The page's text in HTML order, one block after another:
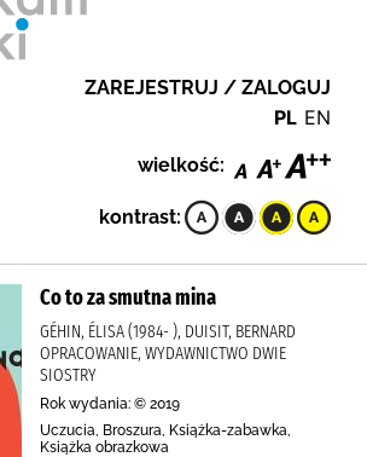
ZAREJESTRUJ / ZALOGUJ
PL EN
wielkość:
kontrast:
Co to za smutna mina
GÉHIN, ÉLISA (1984- ), DUISIT, BERNARD
OPRACOWANIE, WYDAWNICTWO DWIE
SIOSTRY
Rok wydania: © 2019
Uczucia, Broszura, Książka-zabawka,
Książka obrazkowa